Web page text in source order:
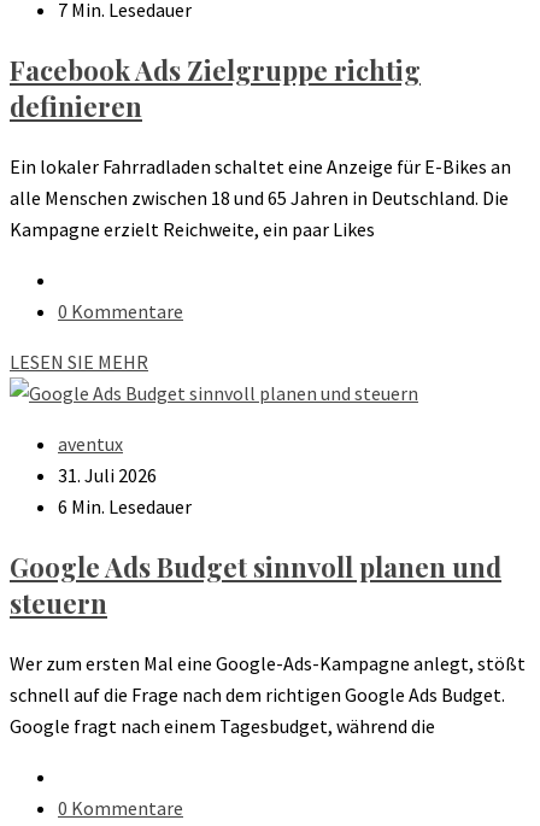
7 Min. Lesedauer
Facebook Ads Zielgruppe richtig
definieren
Ein lokaler Fahrradladen schaltet eine Anzeige für E-Bikes an
alle Menschen zwischen 18 und 65 Jahren in Deutschland. Die
Kampagne erzielt Reichweite, ein paar Likes
0 Kommentare
LESEN SIE MEHR
aventux
31. Juli 2026
6 Min. Lesedauer
Google Ads Budget sinnvoll planen und
steuern
Wer zum ersten Mal eine Google-Ads-Kampagne anlegt, stößt
schnell auf die Frage nach dem richtigen Google Ads Budget.
Google fragt nach einem Tagesbudget, während die
0 Kommentare